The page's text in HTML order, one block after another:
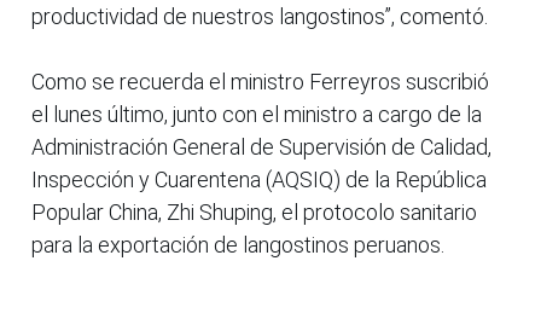
productividad de nuestros langostinos”, comentó.
Como se recuerda el ministro Ferreyros suscribió
el lunes último, junto con el ministro a cargo de la
Administración General de Supervisión de Calidad,
Inspección y Cuarentena (AQSIQ) de la República
Popular China, Zhi Shuping, el protocolo sanitario
para la exportación de langostinos peruanos.